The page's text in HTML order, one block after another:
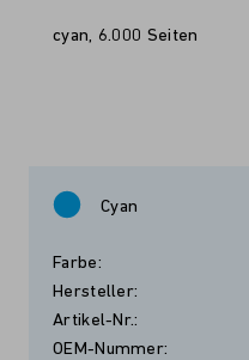
cyan, 6.000 Seiten
Cyan
Farbe:
Hersteller:
Artikel-Nr.:
OEM-Nummer: